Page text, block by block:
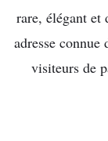
rare, élégant et
adresse
visiteurs de